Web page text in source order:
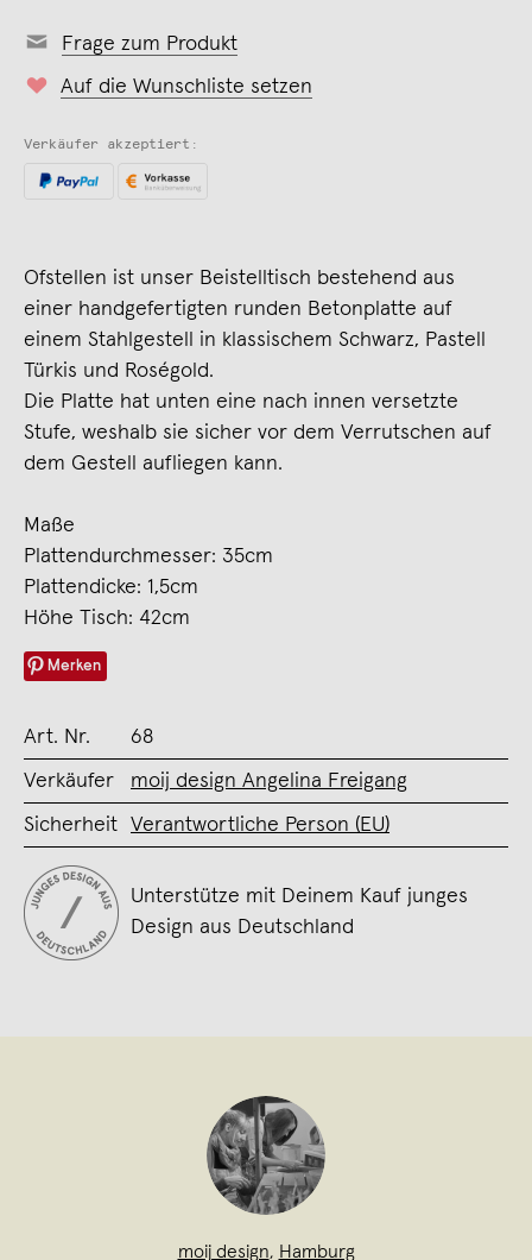
Frage zum Produkt
Auf die Wunschliste setzen
Verkäufer akzeptiert:
Ofstellen ist unser Beistelltisch bestehend aus
einer handgefertigten runden Betonplatte auf
einem Stahlgestell in klassischem Schwarz, Pastell
Türkis und Roségold.
Die Platte hat unten eine nach innen versetzte
Stufe, weshalb sie sicher vor dem Verrutschen auf
dem Gestell aufliegen kann.
Maße
Plattendurchmesser: 35cm
Plattendicke: 1,5cm
Höhe Tisch: 42cm
Merken
Art. Nr. 68
Verkäufer moij design Angelina Freigang
Sicherheit Verantwortliche Person (EU)
Unterstütze mit Deinem Kauf junges
Design aus Deutschland
moij design, Hamburg